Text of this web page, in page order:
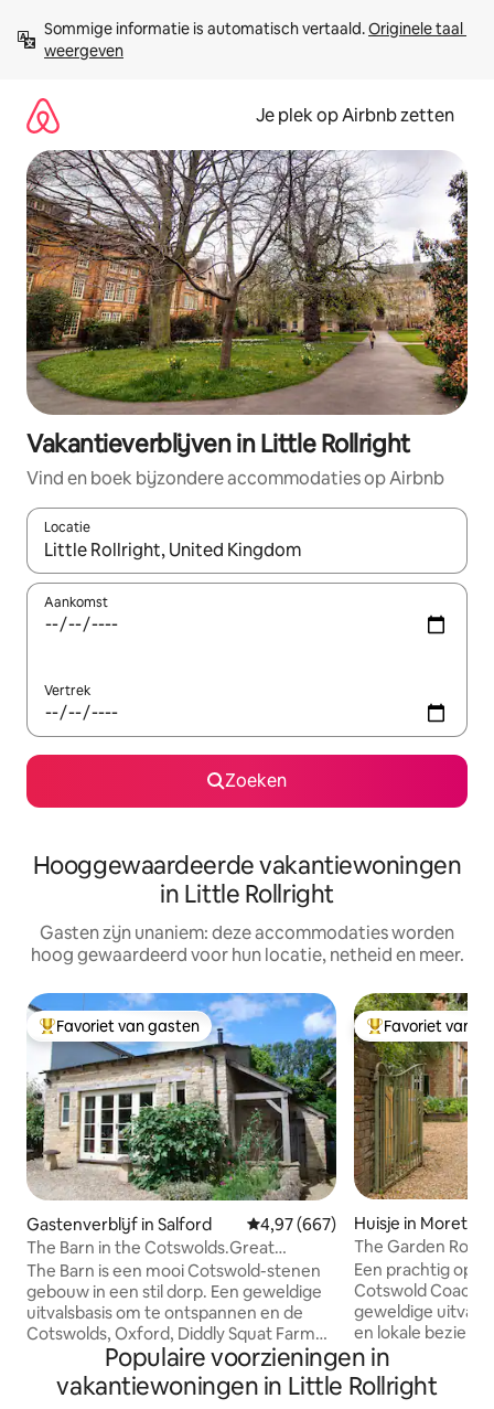
direct
naar
Sommige informatie is automatisch vertaald. Originele taal
weergeven
Je plek op Airbnb zetten
Vakantieverblijven in Little Rollright
Vind en boek bijzondere accommodaties op Airbnb
Locatie
Wanneer er resultaten beschikbaar zijn, maak je een keuze
Aankomst
Vertrek
Zoeken
Hooggewaardeerde vakantiewoningen
in Little Rollright
Gasten zijn unaniem: deze accommodaties worden
hoog gewaardeerd voor hun locatie, netheid en meer.
Topfavoriet van gasten
Favoriet van gasten
Gastenverblijf in Salford Gemiddelde beoordeling van
4,97 (667)
The Barn in the Cotswolds.Great
location.Superhost
The Barn is een mooi Cotswold-stenen
gebouw in een stil dorp. Een geweldige
uitvalsbasis om te ontspannen en de
Cotswolds, Oxford, Diddly Squat Farm
Shop & The Farmer's Dog, Blenheim
Palace of Bicester Village te bezoeken.
Op slechts vijf minuten rijden van de
Topfavoriet van
Favoriet van
Huisje in
h
The Garden
Een prachtig op
Cotswold Coach
geweldige
en lokale
verkennen. Wij
aanbevelingen. Heerlijk wandelen met
een aantal
Populaire voorzieningen in
vakantiewoningen in Little Rollright